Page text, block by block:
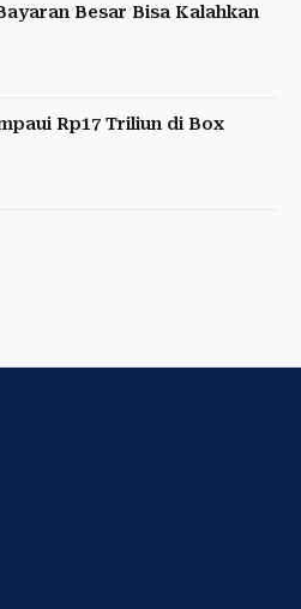
Besar Bisa Kalahkan
Rp17 Triliun di Box